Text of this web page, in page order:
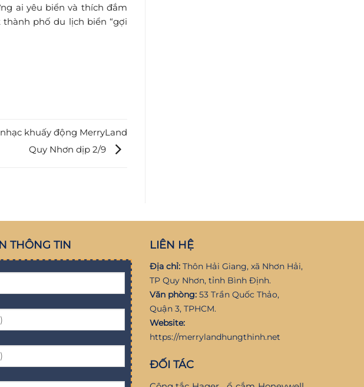
ai yêu biển và thích đắm
phố du lịch biển “gợi
khuấy động MerryLand
Quy Nhơn dịp 2/9
THÔNG TIN LIÊN HỆ
Địa chỉ:Thôn Hải Giang, xã Nhơn Hải,
TP Quy Nhơn, tỉnh Bình Định.
Văn phòng:53 Trần Quốc Thảo,
Quận 3, TPHCM.
Website:
https://merrylandhungthinh.net
ĐỐI TÁC